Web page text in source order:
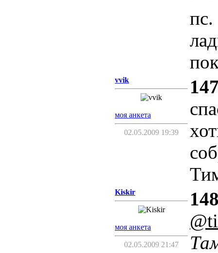
пс.
vvik
моя анкета
02.05.2009 19:39
Kiskir
моя анкета
02.05.2009 21:47